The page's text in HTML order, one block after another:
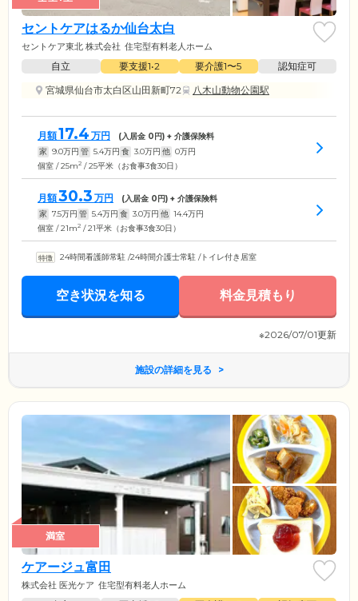
セントケアはるか仙台太白
セントケア東北 株式会社 住宅型有料老人ホーム
自立 要支援1•2 要介護1〜5
認知症可
宮城県仙台市太白区山田新町72
八木山動物公園駅
月額17.4 万円 (入居金 0円) + 介護保険料
家 9.0万円 管 5.4万円 食 3.0万円 他 0万円
個室 / 25m2 / 25平米（お食事3食30日）
月額30.3 万円 (入居金 0円) + 介護保険料
家 7.5万円 管 5.4万円 食 3.0万円 他 14.4万円
個室 / 21m2 / 21平米（お食事3食30日）
24時間看護師常駐 /24時間介護士常駐 /トイレ付き居室
空き状況を知る 料金見積もり
※2026/07/01更新
施設の詳細を見る
満室
ケアージュ富田
株式会社 医光ケア 住宅型有料老人ホーム